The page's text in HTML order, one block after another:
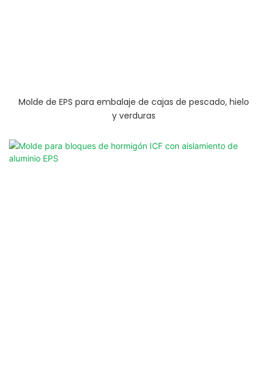
Molde de EPS para embalaje de cajas de pescado, hielo
y verduras